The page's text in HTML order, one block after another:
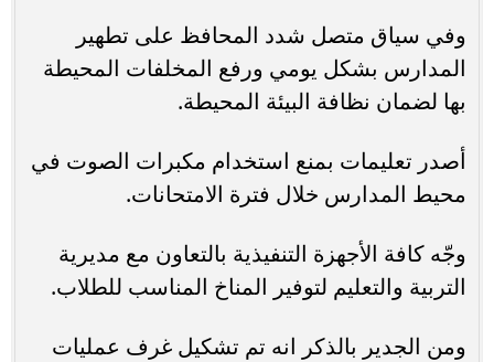
وفي سياق متصل شدد المحافظ على تطهير
المدارس بشكل يومي ورفع المخلفات المحيطة
بها لضمان نظافة البيئة المحيطة.
أصدر تعليمات بمنع استخدام مكبرات الصوت في
محيط المدارس خلال فترة الامتحانات.
وجّه كافة الأجهزة التنفيذية بالتعاون مع مديرية
التربية والتعليم لتوفير المناخ المناسب للطلاب.
ومن الجدير بالذكر انه تم تشكيل غرف عمليات